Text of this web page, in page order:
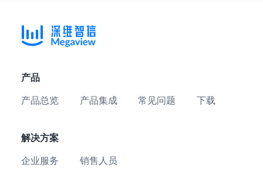
产品
产品总览 产品集成 常见问题 下载
解决方案
企业服务 销售人员